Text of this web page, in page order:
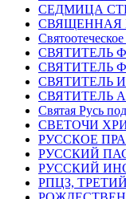
СЕДМИЦА
СВЯЩЕННАЯ
СВЯТИТЕЛЬ
СВЯТИТЕЛЬ
СВЯТИТЕЛЬ
СВЯТИТЕЛЬ
Святая Русь
СВЕТОЧИ
РУССКОЕ
РУССКИЙ
РУССКИЙ
РПЦЗ,